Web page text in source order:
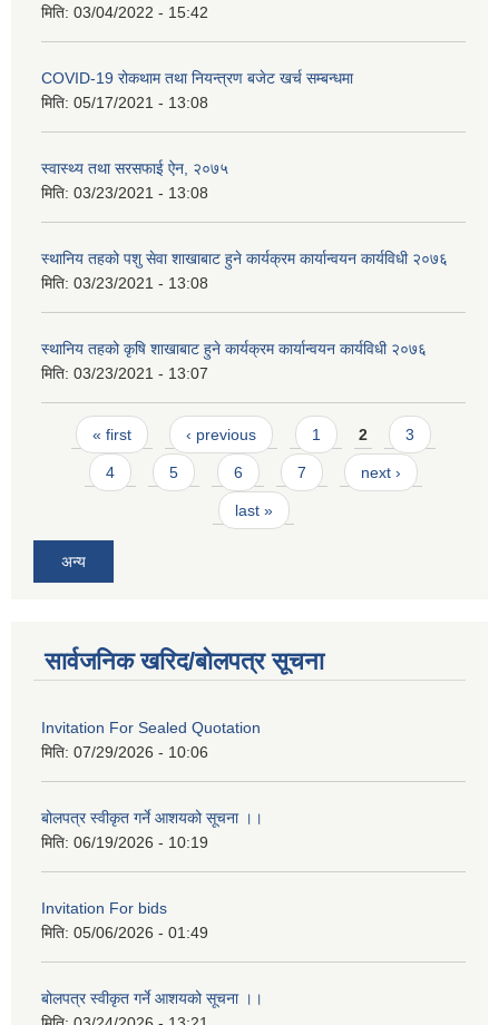
मिति: 03/04/2022 - 15:42
COVID-19 रोकथाम तथा नियन्त्रण बजेट खर्च सम्बन्धमा
मिति: 05/17/2021 - 13:08
स्वास्थ्य तथा सरसफाई ऐन, २०७५
मिति: 03/23/2021 - 13:08
स्थानिय तहको पशु सेवा शाखाबाट हुने कार्यक्रम कार्यान्वयन कार्यविधी २०७६
मिति: 03/23/2021 - 13:08
स्थानिय तहको कृषि शाखाबाट हुने कार्यक्रम कार्यान्वयन कार्यविधी २०७६
मिति: 03/23/2021 - 13:07
Pages
« first ‹ previous 1 2 3
4 5 6 7 next ›
last »
अन्य
सार्वजनिक खरिद/बोलपत्र सूचना
Invitation For Sealed Quotation
मिति: 07/29/2026 - 10:06
बोलपत्र स्वीकृत गर्ने आशयको सूचना ।।
मिति: 06/19/2026 - 10:19
Invitation For bids
मिति: 05/06/2026 - 01:49
बोलपत्र स्वीकृत गर्ने आशयको सूचना ।।